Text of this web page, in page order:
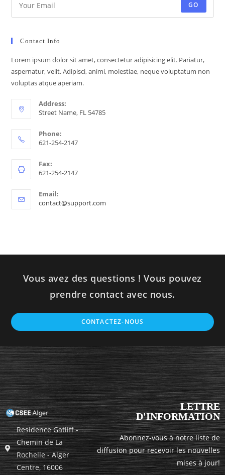
GO
Contact Info
Lorem ipsum dolor sit amet, consectetur adipisicing elit. Pariatur,
aspernatur, velit. Adipisci, animi, molestiae, neque voluptatum non
voluptas atque aperiam.
Address:
Street Name, FL 54785
Phone:
621-254-2147
Fax:
621-254-2147
Email:
contact@support.com
Vous avez des questions ! Vous pouvez
prendre contact avec nous.
CONTACTEZ-NOUS
Residence Gatliff -
Chemin de La
Rochelle - Alger
Centre, 16006
LETTRE
D'INFORMATION
Abonnez-vous à notre liste de
diffusion pour recevoir les nouvelles
mises à jour!